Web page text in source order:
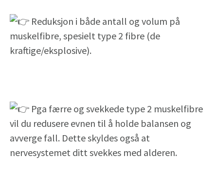
Reduksjon i både antall og volum på
muskelfibre, spesielt type 2 fibre (de
kraftige/eksplosive).⁣
Pga færre og svekkede type 2 muskelfibre
vil du redusere evnen til å holde balansen og
avverge fall. Dette skyldes også at
nervesystemet ditt svekkes med alderen.⁣